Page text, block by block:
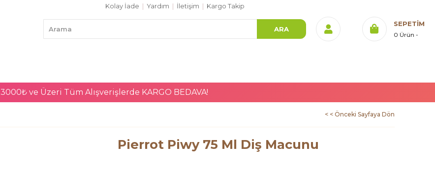
SEPETIM
0 Ürün
Kolay İade Yardım İletişim Kargo Takip
3000₺ ve Üzeri Tüm Alışverişlerde KARGO BEDAVA!
< < Önceki Sayfaya Dön
Pierrot Piwy 75 Ml Diş Macunu